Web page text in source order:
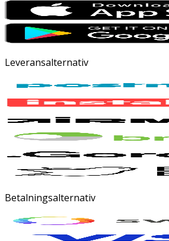
Leveransalternativ
Betalningsalternativ